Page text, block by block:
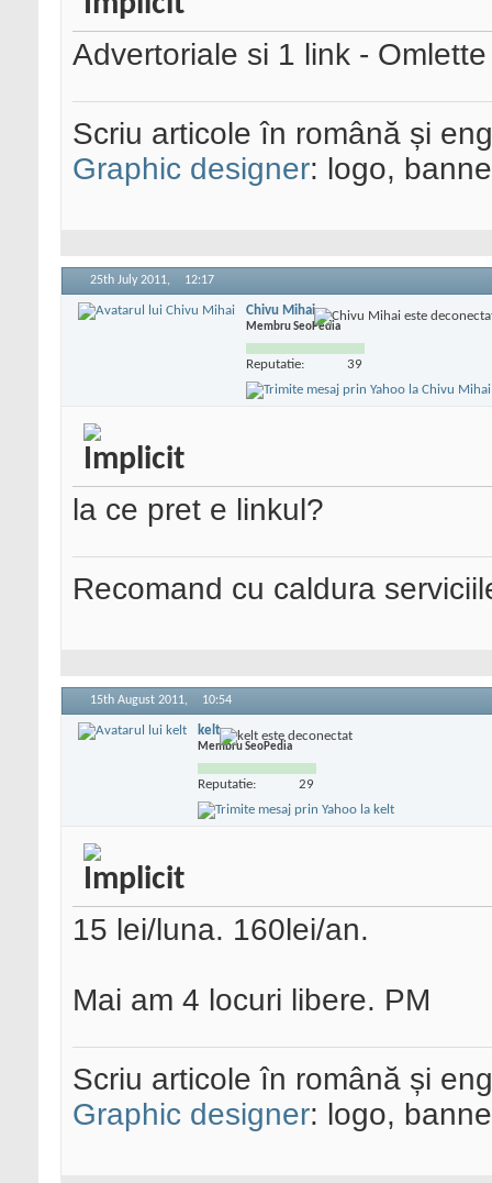
Advertoriale si 1 link -
Scriu articole în română și
Graphic designer: logo,
25th July 2011, 12:17
Chivu Mihai
Membru SeoPedia
Reputatie: 39
la ce pret e linkul?
Recomand cu caldura
15th August 2011, 10:54
kelt
Membru SeoPedia
Reputatie: 29
15 lei/luna. 160lei/an.
Mai am 4 locuri libere. PM
Scriu articole în română și
Graphic designer: logo,